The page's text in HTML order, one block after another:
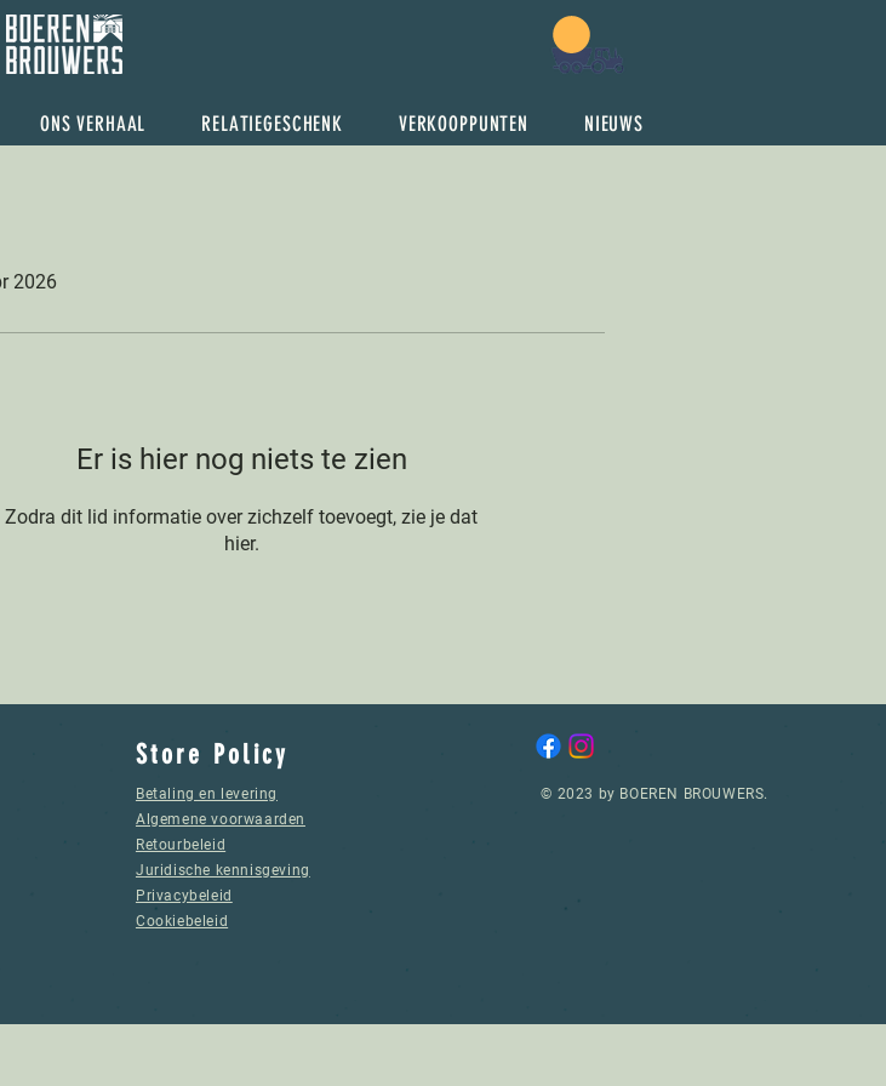
ONS VERHAAL RELATIEGESCHENK VERKOOPPUNTEN NIEUWS
2026
Er is hier nog niets te zien
Zodra dit lid informatie over zichzelf toevoegt, zie je dat
hier.
Store Policy
Betaling en levering
Algemene voorwaarden
Retourbeleid
Juridische kennisgeving
Privacybeleid
Cookiebeleid
© 2023 by BOEREN BROUWERS.